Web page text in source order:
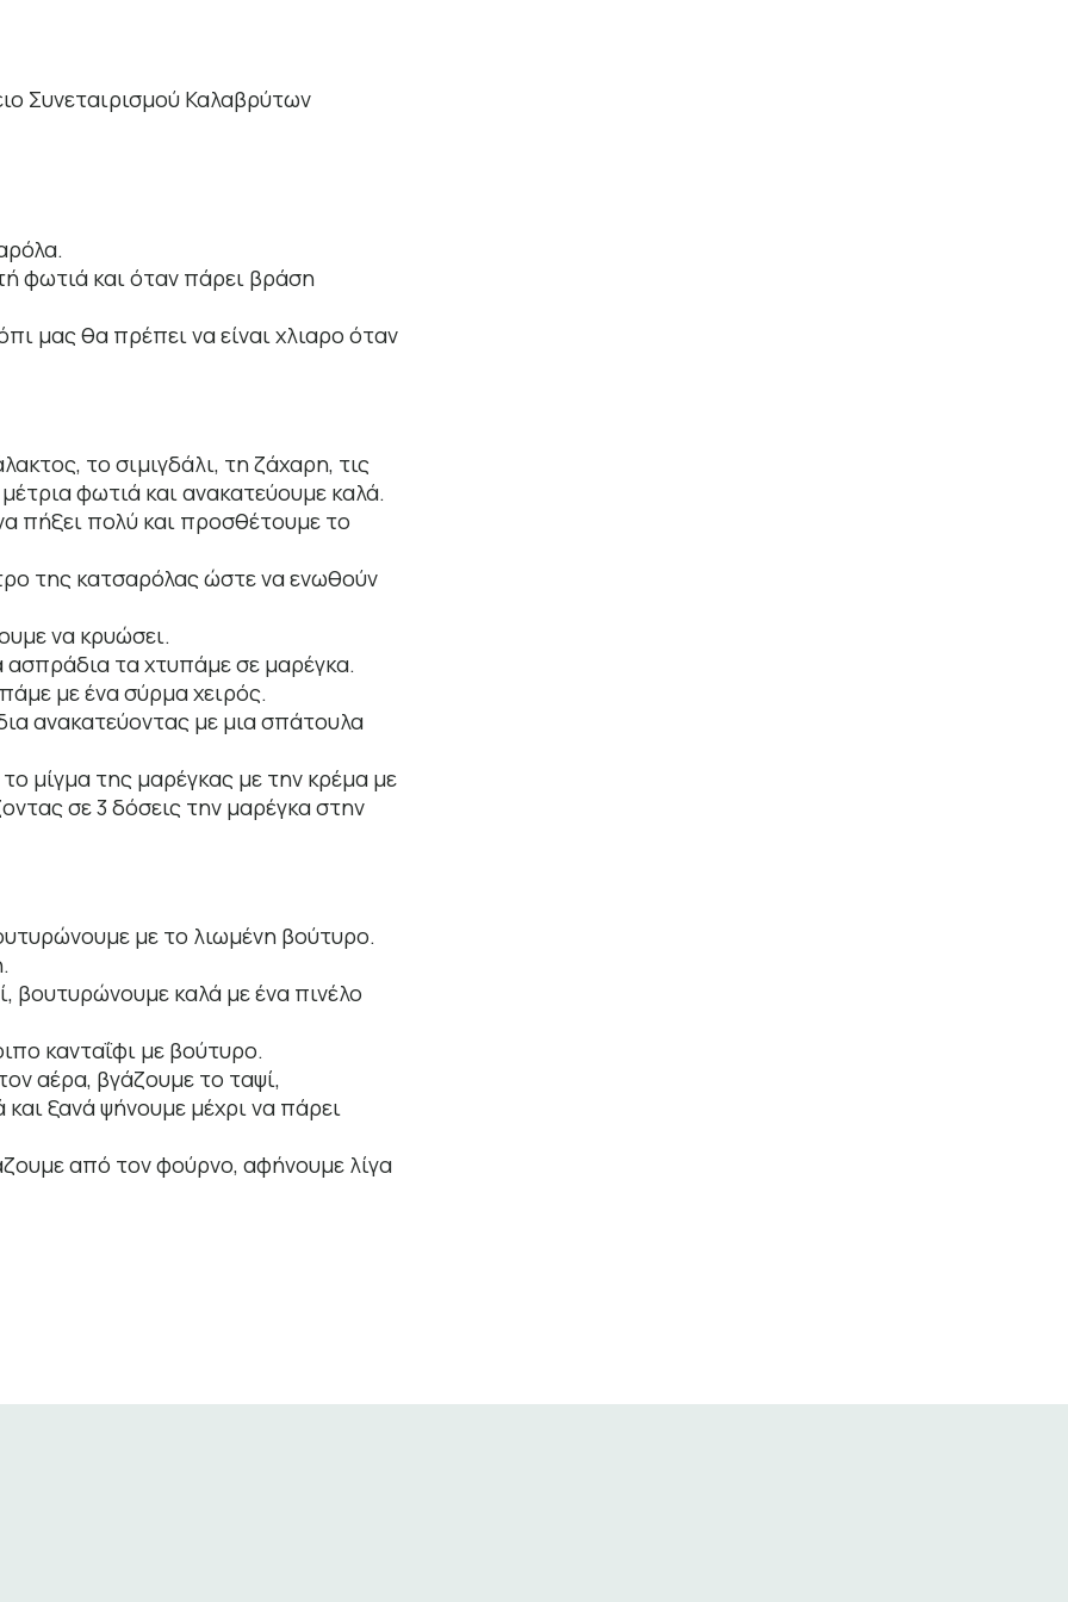
Συνεταιρισμού Καλαβρύτων
φωτιά και όταν πάρει βράση
μας θα πρέπει να είναι χλιαρο όταν
το σιμιγδάλι, τη ζάχαρη, τις
φωτιά και ανακατεύουμε καλά.
πήξει πολύ και προσθέτουμε το
της κατσαρόλας ώστε να ενωθούν
να κρυώσει.
τα χτυπάμε σε μαρέγκα.
με ένα σύρμα χειρός.
ανακατεύοντας με μια σπάτουλα
μίγμα της μαρέγκας με την κρέμα με
σε 3 δόσεις την μαρέγκα στην
με το λιωμένη βούτυρο.
βουτυρώνουμε καλά με ένα πινέλο
κανταΐφι με βούτυρο.
αέρα, βγάζουμε το ταψί,
ξανά ψήνουμε μέχρι να πάρει
από τον φούρνο, αφήνουμε λίγα